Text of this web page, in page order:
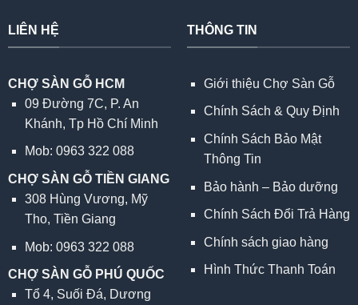
LIÊN HỆ
CHỢ SÀN GỖ HCM
09 Đường 7C, P. An
Khánh, Tp Hồ Chí Minh
Mob: 0963 322 088
CHỢ SÀN GỖ TIỀN GIANG
308 Hùng Vương, Mỹ
Tho, Tiền Giang
Mob: 0963 322 088
CHỢ SÀN GỖ PHÚ QUỐC
Tổ 4, Suối Đá, Dương
THÔNG TIN
Giới thiệu Chợ Sàn Gỗ
Chính Sách & Quy Định
Chính Sách Bảo Mật
Thông Tin
Bảo hành – Bảo dưỡng
Chính Sách Đổi Trả Hàng
Chính sách giao hàng
Hình Thức Thanh Toán